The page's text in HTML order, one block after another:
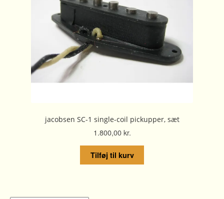
jacobsen SC-1 single-coil pickupper, sæt
1.800,00kr.
Tilføj til kurv